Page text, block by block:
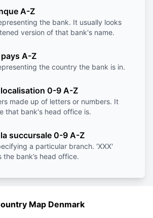
A-Z
the bank. It usually looks
version of that bank's name.
A-Z
the country the bank is in.
0-9 A-Z
made up of letters or numbers. It
that bank's head office is.
succursale 0-9 A-Z
a particular branch. 'XXX'
the bank’s head office.
Map Denmark